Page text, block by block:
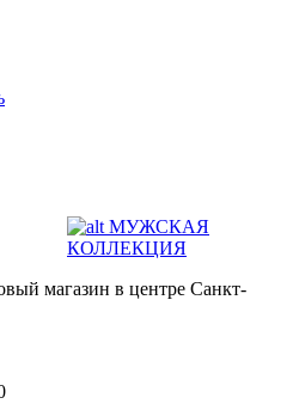
МУЖСКАЯ
КОЛЛЕКЦИЯ
магазин в центре Санкт-